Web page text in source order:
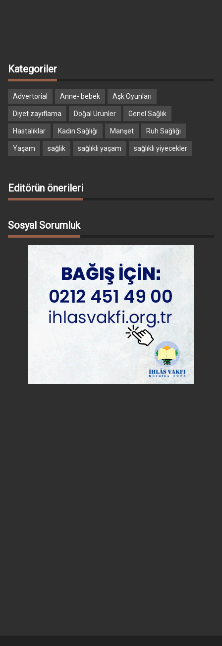
Kategoriler
Advertorial Anne- bebek Aşk Oyunları
Diyet zayıflama Doğal Ürünler Genel Sağlık
Hastalıklar Kadın Sağlığı Manşet Ruh Sağlığı
Yaşam sağlık sağlıklı yaşam sağlıklı yiyecekler
Editörün önerileri
Sosyal Sorumluk